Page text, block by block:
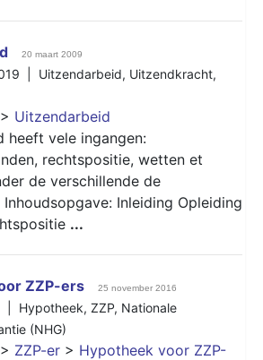
20 maart 2009
| Uitzendarbeid, Uitzendkracht,
> Uitzendarbeid
heeft vele ingangen:
rechtspositie, wetten et
de verschillende de
Inhoudsopgave: Inleiding Opleiding
...
ZZP-ers 25 november 2016
| Hypotheek, ZZP, Nationale
(NHG)
> ZZP-er > Hypotheek voor ZZP-